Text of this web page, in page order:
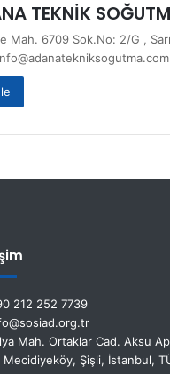
TEKNİK
Mah. 6709 Sok.No: 2/G ,
212 252 7739
Mah. Ortaklar Cad. Aksu
Mecidiyeköy, Şişli, İstanbul,